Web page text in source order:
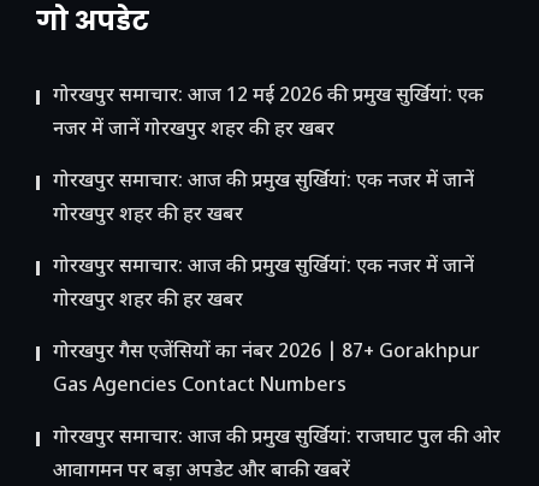
गो अपडेट
गोरखपुर समाचार: आज 12 मई 2026 की प्रमुख सुर्खियां: एक
नजर में जानें गोरखपुर शहर की हर खबर
गोरखपुर समाचार: आज की प्रमुख सुर्खियां: एक नजर में जानें
गोरखपुर शहर की हर खबर
गोरखपुर समाचार: आज की प्रमुख सुर्खियां: एक नजर में जानें
गोरखपुर शहर की हर खबर
गोरखपुर गैस एजेंसियों का नंबर 2026 | 87+ Gorakhpur
Gas Agencies Contact Numbers
गोरखपुर समाचार: आज की प्रमुख सुर्खियां: राजघाट पुल की ओर
आवागमन पर बड़ा अपडेट और बाकी खबरें